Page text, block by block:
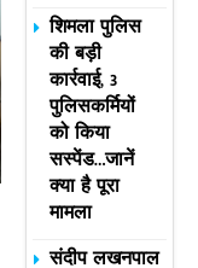
शिमला पुलिस
की बड़ी
कार्रवाई, 3
पुलिसकर्मियों
को किया
सस्पेंड…जानें
क्या है पूरा
मामला
संदीप लखनपाल